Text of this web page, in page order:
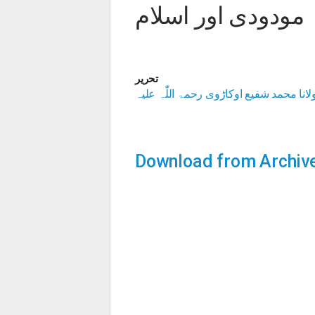
مودودی اور اسلام
تحریر
محمد شفیع اوکاڑوی رحمۃ اللّٰہ علیہ
Download from